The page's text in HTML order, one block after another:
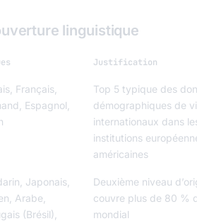
linguistique
Justification
Français,
Espagnol,
Top 5 typique des
démographiques de
internationaux dans
institutions
américaines
Japonais,
Arabe,
(Brésil),
Deuxième niveau
couvre plus de 80 %
mondial